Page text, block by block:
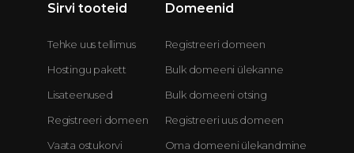
Sirvi tooteid
Tehke uus tellimus
Hostingu pakett
Lisateenused
Registreeri domeen
Vaata ostukorvi
Domeenid
Registreeri domeen
Bulk domeeni ülekanne
Bulk domeeni otsing
Registreeri uus domeen
Oma domeeni ülekandmine